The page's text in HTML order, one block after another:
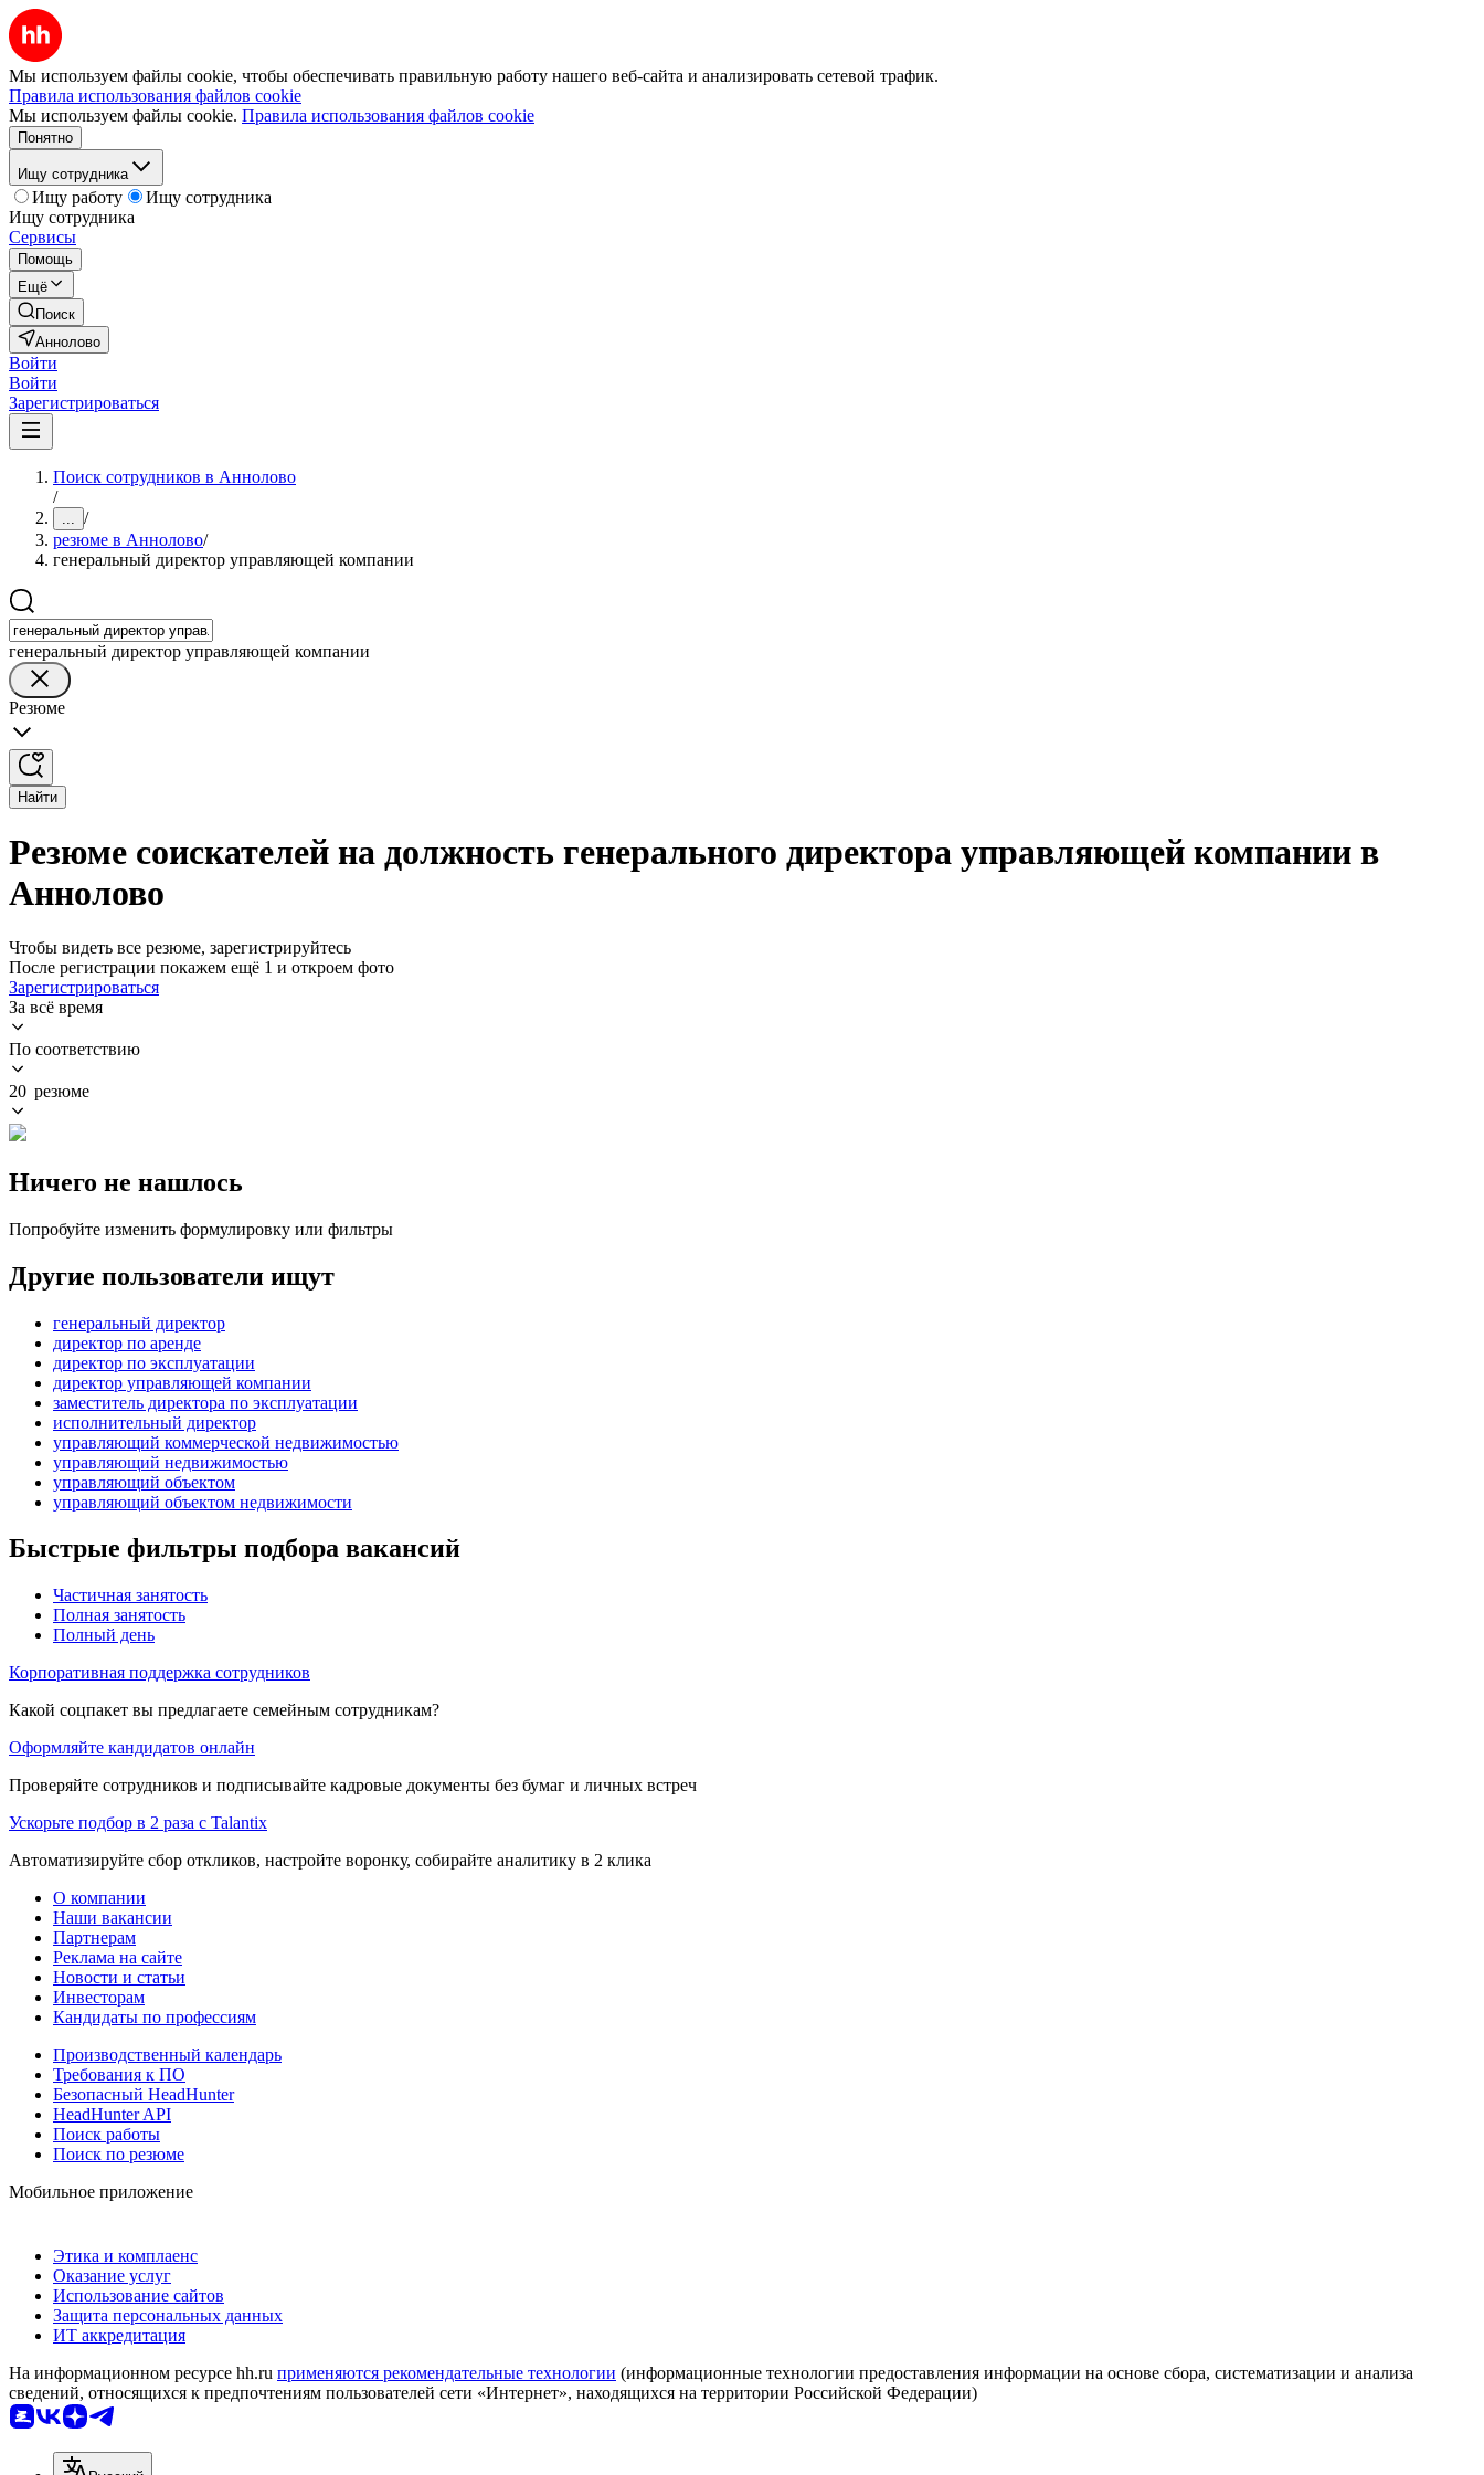
Мы используем файлы cookie, чтобы обеспечивать правильную работу нашего веб-сайта и анализировать сетевой трафик.
Правила использования файлов cookie
Мы используем файлы cookie. Правила использования файлов cookie
Понятно
Ищу сотрудника
Ищу работу
Ищу сотрудника
Ищу сотрудника
Сервисы
Помощь
Ещё
Поиск
Аннолово
Войти
Войти
Зарегистрироваться
Поиск сотрудников в Аннолово
/
... /
резюме в Аннолово/
генеральный директор управляющей компании
генеральный директор управляющей компании
Резюме
Найти
Резюме соискателей на должность генерального директора управляющей компании в
Аннолово
Чтобы видеть все резюме, зарегистрируйтесь
После регистрации покажем ещё 1 и откроем фото
Зарегистрироваться
За всё время
По соответствию
20 резюме
Ничего не нашлось
Попробуйте изменить формулировку или фильтры
Другие пользователи ищут
генеральный директор
директор по аренде
директор по эксплуатации
директор управляющей компании
заместитель директора по эксплуатации
исполнительный директор
управляющий коммерческой недвижимостью
управляющий недвижимостью
управляющий объектом
управляющий объектом недвижимости
Быстрые фильтры подбора вакансий
Частичная занятость
Полная занятость
Полный день
Корпоративная поддержка сотрудников
Какой соцпакет вы предлагаете семейным сотрудникам?
Оформляйте кандидатов онлайн
Проверяйте сотрудников и подписывайте кадровые документы без бумаг и личных встреч
Ускорьте подбор в 2 раза с Talantix
Автоматизируйте сбор откликов, настройте воронку, собирайте аналитику в 2 клика
О компании
Наши вакансии
Партнерам
Реклама на сайте
Новости и статьи
Инвесторам
Кандидаты по профессиям
Производственный календарь
Требования к ПО
Безопасный HeadHunter
HeadHunter API
Поиск работы
Поиск по резюме
Мобильное приложение
Этика и комплаенс
Оказание услуг
Использование сайтов
Защита персональных данных
ИТ аккредитация
На информационном ресурсе hh.ru применяются рекомендательные технологии (информационные технологии предоставления информации на основе сбора, систематизации и анализа
сведений, относящихся к предпочтениям пользователей сети «Интернет», находящихся на территории Российской Федерации)